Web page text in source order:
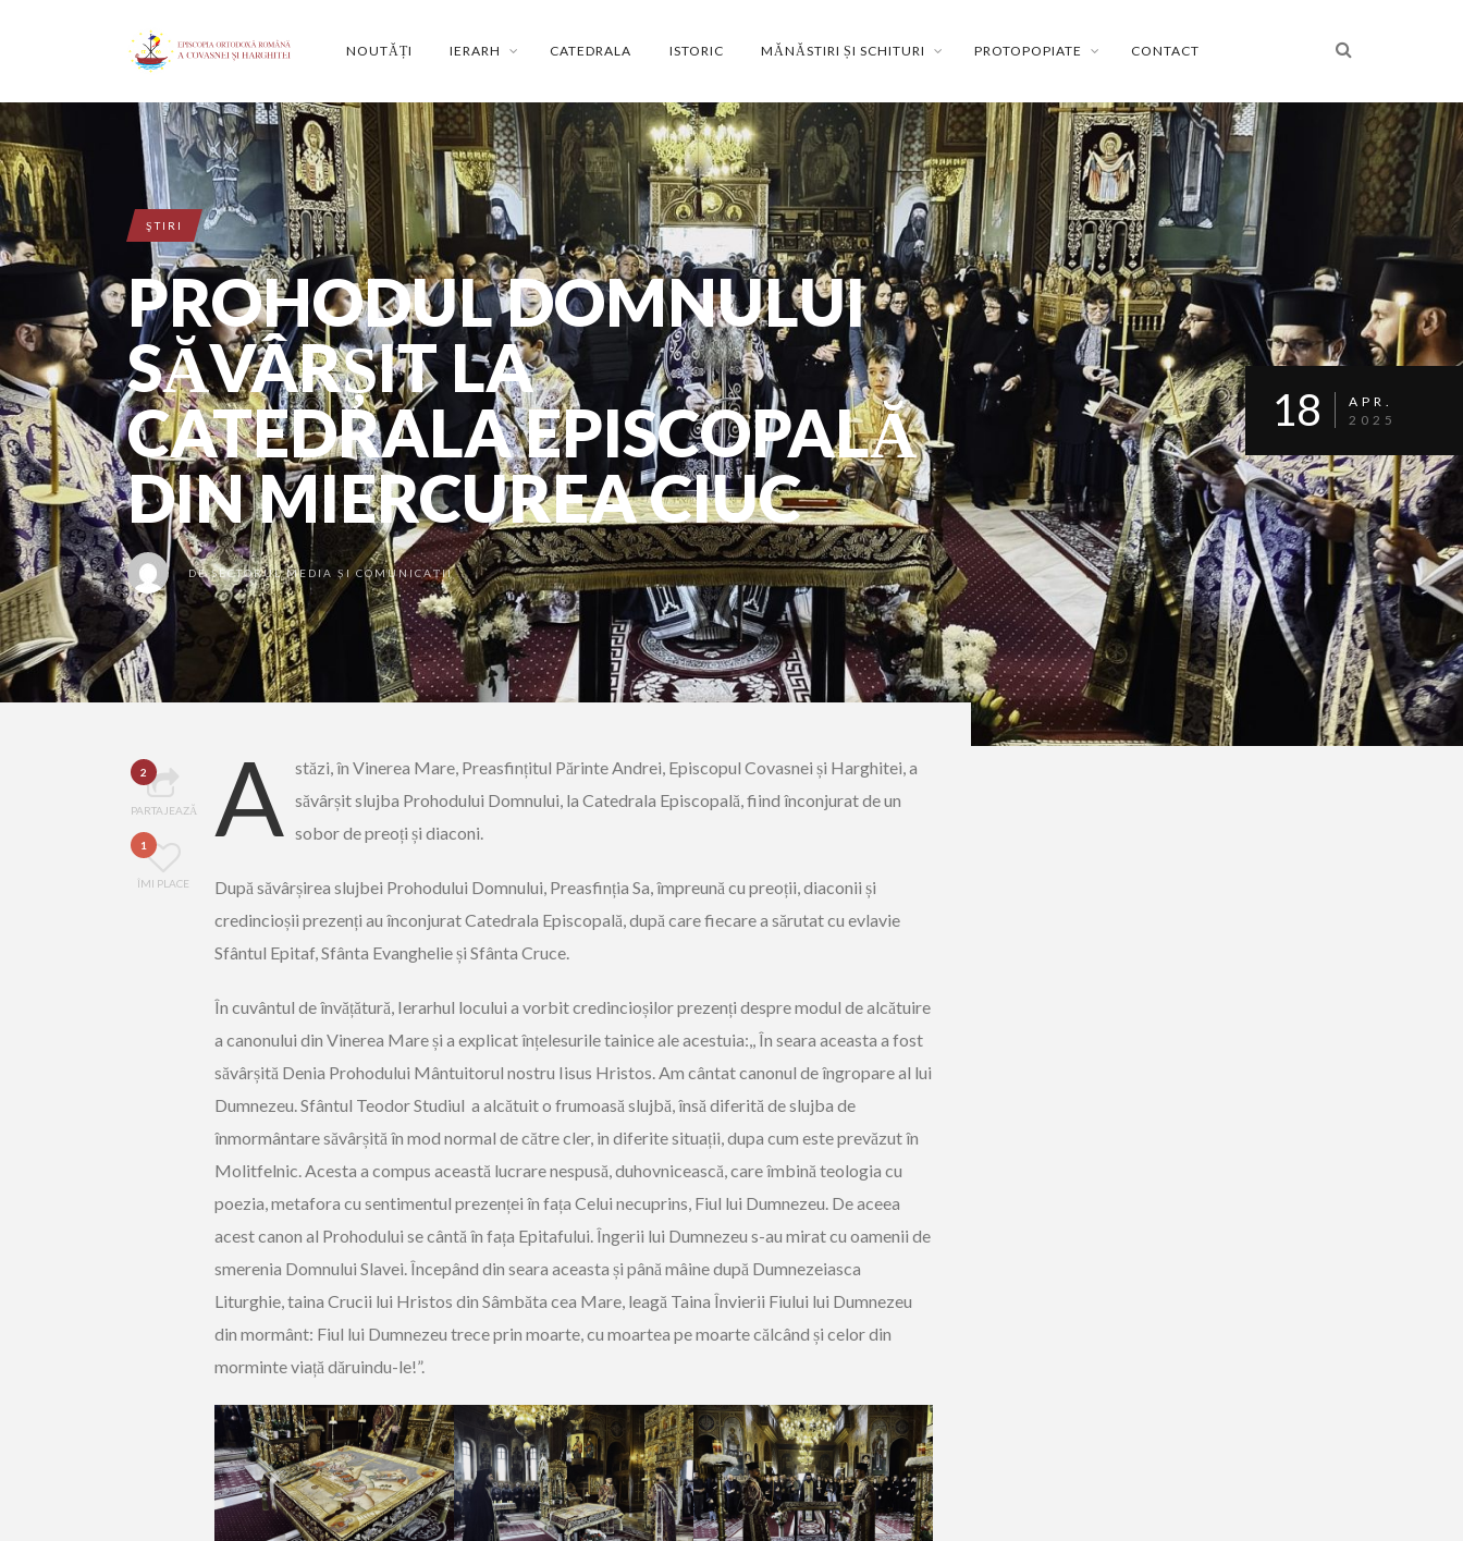
NOUTĂȚI IERARH CATEDRALA ISTORIC MĂNĂSTIRI ȘI SCHITURI PROTOPOPIATE CONTACT
ŞTIRI
PROHODUL DOMNULUI
SĂVÂRȘIT LA
CATEDRALA EPISCOPALĂ
DIN MIERCUREA CIUC
DESECTORUL MEDIA ȘI COMUNICAȚII
18
APR.
2025
2
PARTAJEAZĂ
1
ÎMI PLACE
A
stăzi, în Vinerea Mare, Preasfințitul Părinte Andrei, Episcopul Covasnei și Harghitei, a
săvârșit slujba Prohodului Domnului, la Catedrala Episcopală, fiind înconjurat de un
sobor de preoți și diaconi.
După săvârșirea slujbei Prohodului Domnului, Preasfinția Sa, împreună cu preoții, diaconii și
credincioșii prezenți au înconjurat Catedrala Episcopală, după care fiecare a sărutat cu evlavie
Sfântul Epitaf, Sfânta Evanghelie și Sfânta Cruce.
În cuvântul de învățătură, Ierarhul locului a vorbit credincioșilor prezenți despre modul de alcătuire
a canonului din Vinerea Mare și a explicat înțelesurile tainice ale acestuia:,, În seara aceasta a fost
săvârșită Denia Prohodului Mântuitorul nostru Iisus Hristos. Am cântat canonul de îngropare al lui
Dumnezeu. Sfântul Teodor Studiul a alcătuit o frumoasă slujbă, însă diferită de slujba de
înmormântare săvârșită în mod normal de către cler, in diferite situații, dupa cum este prevăzut în
Molitfelnic. Acesta a compus această lucrare nespusă, duhovnicească, care îmbină teologia cu
poezia, metafora cu sentimentul prezenței în fața Celui necuprins, Fiul lui Dumnezeu. De aceea
acest canon al Prohodului se cântă în fața Epitafului. Îngerii lui Dumnezeu s-au mirat cu oamenii de
smerenia Domnului Slavei. Începând din seara aceasta și până mâine după Dumnezeiasca
Liturghie, taina Crucii lui Hristos din Sâmbăta cea Mare, leagă Taina Învierii Fiului lui Dumnezeu
din mormânt: Fiul lui Dumnezeu trece prin moarte, cu moartea pe moarte călcând și celor din
morminte viață dăruindu-le!”.